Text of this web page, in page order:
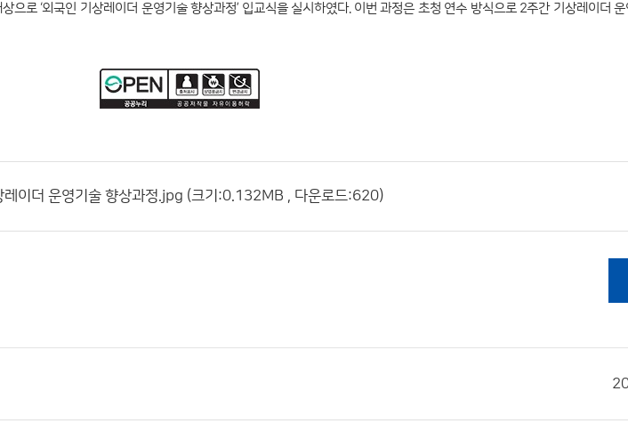
로 ‘외국인 기상레이더 운영기술 향상과정’ 입교식을 실시하였다. 이번 과정은 초청 연수 방식으로 2주간 기상레이더
레이더 운영기술 향상과정.jpg (크기:0.132MB , 다운로드:620)